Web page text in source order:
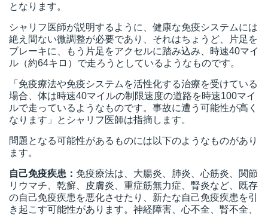
となります。
シャリフ医師が説明するように、健康な免疫システムには
絶え間ない微調整が必要であり、それはちょうど、片足を
ブレーキに、もう片足をアクセルに踏み込み、時速40マイ
ル（約64キロ）で走ろうとしているようなものです。
「免疫療法や免疫システムを活性化する治療を受けている
場合、体は時速40マイルの制限速度の道路を時速100マイ
ルで走っているようなものです。事故に遭う可能性が高く
なります」とシャリフ医師は指摘します。
問題となる可能性があるものには以下のようなものがあり
ます。
自己免疫疾患： 免疫療法は、大腸炎、肺炎、心筋炎、関節
リウマチ、乾癬、皮膚炎、重症筋無力症、腎炎など、既存
の自己免疫疾患を悪化させたり、新たな自己免疫疾患を引
き起こす可能性があります。神経障害、心不全、腎不全、